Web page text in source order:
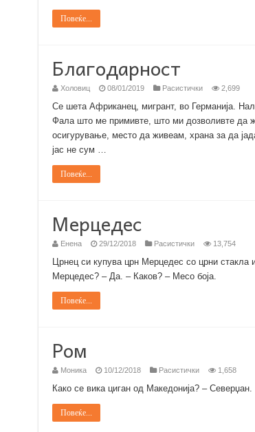
Повеќе...
Благодарност
Холовиц 08/01/2019 Расистички 2,699
Се шета Африканец, мигрант, во Германија.
Фала што ме примивте, што ми дозволивте да
осигурување, место да живеам, храна за да
јас не сум …
Повеќе...
Мерцедес
Енена 29/12/2018 Расистички 13,754
Црнец си купува црн Мерцедес со црни
Мерцедес? – Да. – Каков? – Месо боја.
Повеќе...
Ром
Моника 10/12/2018 Расистички 1,658
Како се вика циган од Македонија? – Северџан.
Повеќе...